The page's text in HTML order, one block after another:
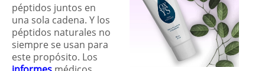
péptidos juntos en
una sola cadena. Y los
péptidos naturales no
siempre se usan para
este propósito. Los